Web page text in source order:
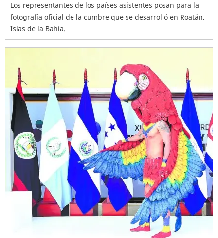
Los representantes de los países asistentes posan para la
fotografía oficial de la cumbre que se desarrolló en Roatán,
Islas de la Bahía.